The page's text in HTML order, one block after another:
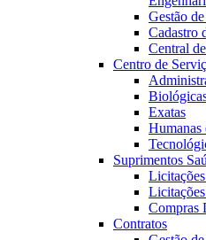
Gestão
Cadastro
Central
Centro de
Exatas
Humanas
Suprimentos
Compras
Contratos